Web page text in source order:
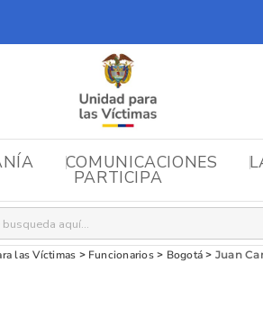
COMUNICACIONES
PARTICIPA
las Víctimas > Funcionarios> Bogotá > Juan